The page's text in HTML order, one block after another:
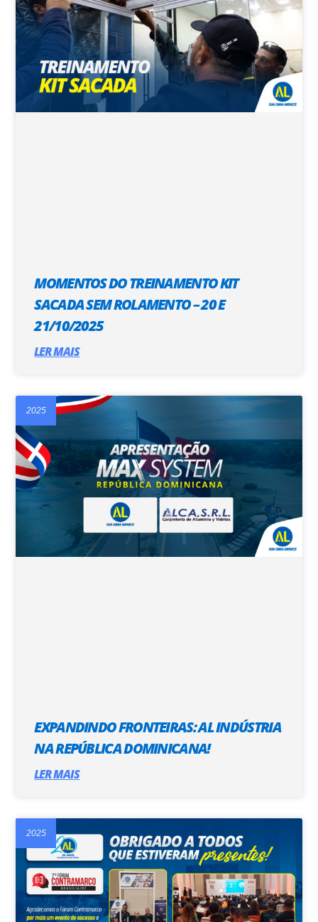
MOMENTOS DO TREINAMENTO KIT
SACADA SEM ROLAMENTO – 20 E
21/10/2025
LER MAIS
2025
EXPANDINDO FRONTEIRAS: AL INDÚSTRIA
NA REPÚBLICA DOMINICANA!
LER MAIS
2025